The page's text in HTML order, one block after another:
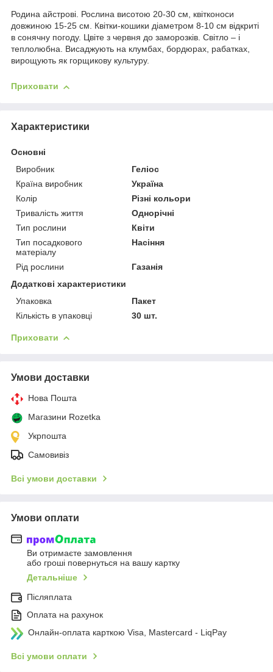
Родина айстрові. Рослина висотою 20-30 см, квітконоси
довжиною 15-25 см. Квітки-кошики діаметром 8-10 см відкриті
в сонячну погоду. Цвіте з червня до заморозків. Світло – і
теплолюбна. Висаджують на клумбах, бордюрах, рабатках,
вирощують як горщикову культуру.
Приховати
Характеристики
Основні
Виробник
Геліос
Країна виробник
Україна
Колір
Різні кольори
Тривалість життя
Однорічні
Тип рослини
Квіти
Тип посадкового
матеріалу
Насіння
Рід рослини
Газанія
Додаткові характеристики
Упаковка
Пакет
Кількість в упаковці
30 шт.
Приховати
Умови доставки
Нова Пошта
Магазини Rozetka
Укрпошта
Самовивіз
Всі умови доставки
Умови оплати
Ви отримаєте замовлення
або гроші повернуться на вашу картку
Детальніше
Післяплата
Оплата на рахунок
Онлайн-оплата карткою Visa, Mastercard - LiqPay
Всі умови оплати